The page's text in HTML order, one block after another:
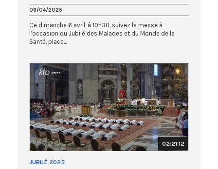
06/04/2025
Ce dimanche 6 avril, à 10h30, suivez la messe à
l’occasion du Jubilé des Malades et du Monde de la
Santé, place...
02:21:12
JUBILÉ 2025